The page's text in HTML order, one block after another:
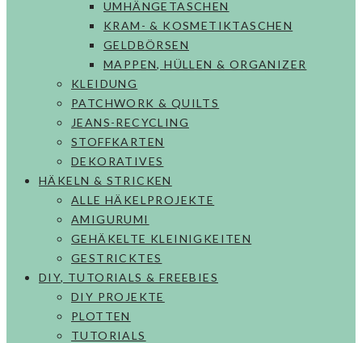
UMHÄNGETASCHEN
KRAM- & KOSMETIKTASCHEN
GELDBÖRSEN
MAPPEN, HÜLLEN & ORGANIZER
KLEIDUNG
PATCHWORK & QUILTS
JEANS-RECYCLING
STOFFKARTEN
DEKORATIVES
HÄKELN & STRICKEN
ALLE HÄKELPROJEKTE
AMIGURUMI
GEHÄKELTE KLEINIGKEITEN
GESTRICKTES
DIY, TUTORIALS & FREEBIES
DIY PROJEKTE
PLOTTEN
TUTORIALS